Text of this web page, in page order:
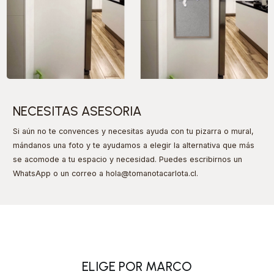
NECESITAS ASESORIA
Si aún no te convences y necesitas ayuda con tu pizarra o mural,
mándanos una foto y te ayudamos a elegir la alternativa que más
se acomode a tu espacio y necesidad. Puedes escribirnos un
WhatsApp o un correo a hola@tomanotacarlota.cl.
ELIGE POR MARCO